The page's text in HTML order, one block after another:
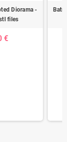
Diorama -
files
€